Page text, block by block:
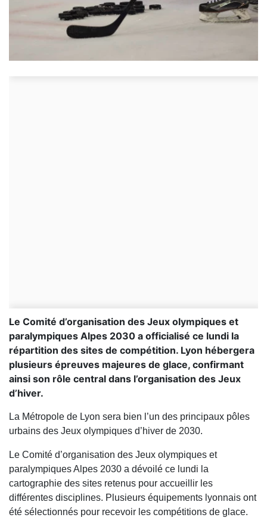
Le Comité d’organisation des Jeux olympiques et
paralympiques Alpes 2030 a officialisé ce lundi la
répartition des sites de compétition. Lyon hébergera
plusieurs épreuves majeures de glace, confirmant
ainsi son rôle central dans l’organisation des Jeux
d’hiver.
La Métropole de Lyon sera bien l’un des principaux pôles
urbains des Jeux olympiques d’hiver de 2030.
Le Comité d’organisation des Jeux olympiques et
paralympiques Alpes 2030 a dévoilé ce lundi la
cartographie des sites retenus pour accueillir les
différentes disciplines. Plusieurs équipements lyonnais ont
été sélectionnés pour recevoir les compétitions de glace.